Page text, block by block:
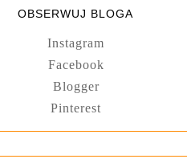
OBSERWUJ BLOGA
Instagram
Facebook
Blogger
Pinterest